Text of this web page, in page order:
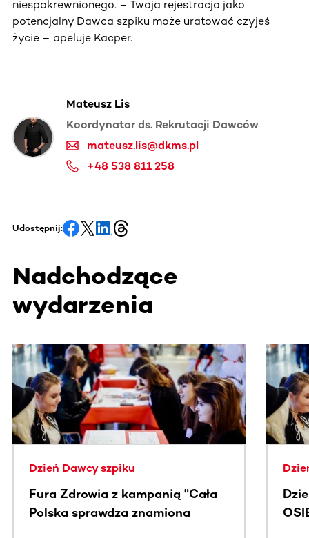
niespokrewnionego. – Twoja rejestracja jako
potencjalny Dawca szpiku może uratować czyjeś
życie – apeluje Kacper.
Mateusz Lis
Koordynator ds. Rekrutacji Dawców
mateusz.lis@dkms.pl
+48 538 811 258
Udostępnij:
Nadchodzące
wydarzenia
Ta sekcja zawiera treści przewijane w poziomie. Użyj
Dzień Dawcy szpiku
Fura Zdrowia z kampanią "Cała
Polska sprawdza znamiona